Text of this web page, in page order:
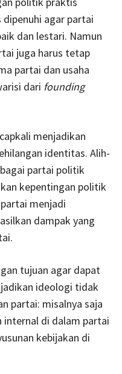
agar partai
dan lestari. Namun
juga harus tetap
partai dan usaha
dari founding
menjadikan
identitas. Alih-
partai politik
kepentingan politik
menjadi
dampak yang
tujuan agar dapat
ideologi tidak
partai: misalnya saja
internal di dalam partai
kebijakan di